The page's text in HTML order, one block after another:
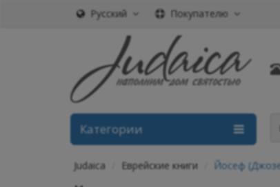
Русский Покупателю
Категории
Judaica Еврейские книги Йосеф